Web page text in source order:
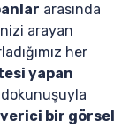
arasında
arayan
her
yapan
dokunuşuyla
bir görsel